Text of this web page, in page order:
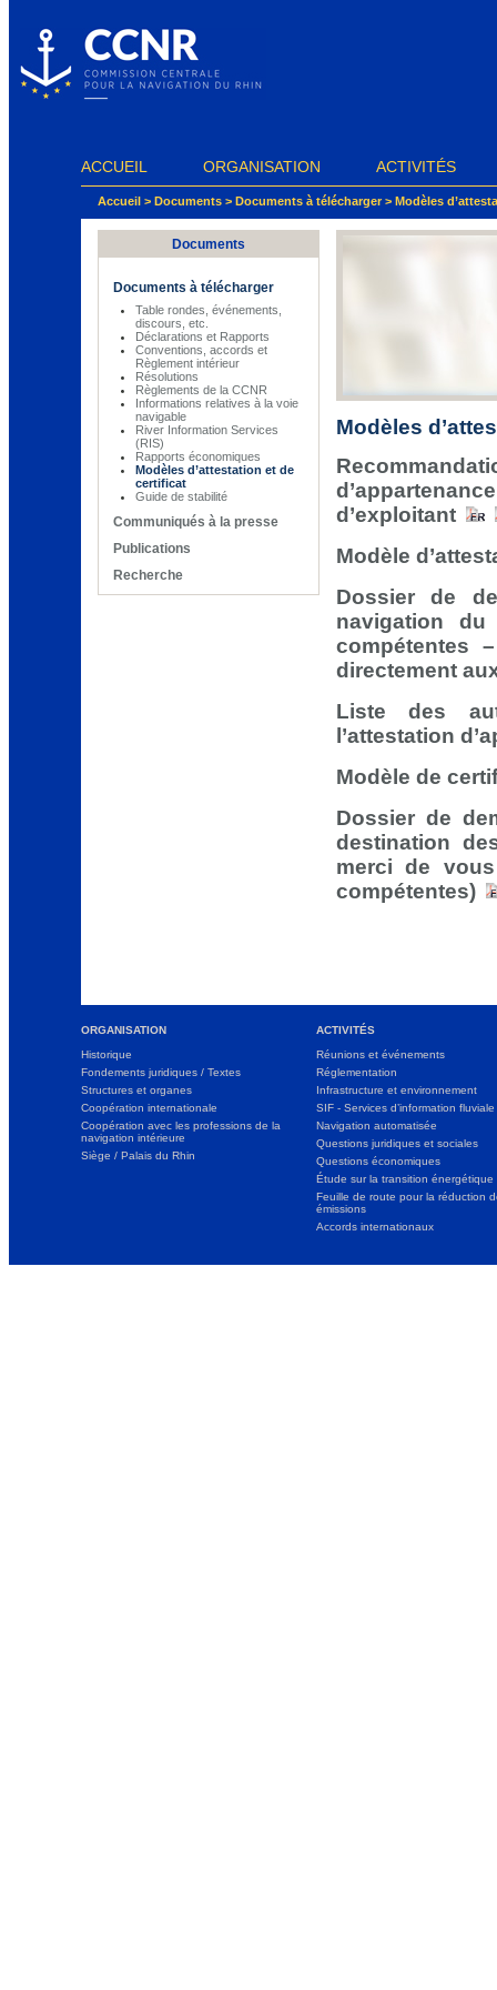
ACCUEIL ORGANISATION ACTIVITÉS
Accueil > Documents > Documents à télécharger> Modèles
Documents
Documents à télécharger
Table rondes, événements,
discours, etc.
Déclarations et Rapports
Conventions, accords et
Règlement intérieur
Résolutions
Règlements de la CCNR
Informations relatives à la voie
navigable
River Information Services
(RIS)
Rapports économiques
Modèles d’attestation et de
certificat
Guide de stabilité
Communiqués à la presse
Publications
Recherche
Modèles
d’exploitant
Modèle
Dossier de
navigation
compétentes
directement
Liste des
l’attestation
Modèle de
Dossier de
destination
merci de
compétentes)
ORGANISATION
Historique
Fondements juridiques / Textes
Structures et organes
Coopération internationale
Coopération avec les professions de la
navigation intérieure
Siège / Palais du Rhin
ACTIVITÉS
Réunions et événements
Réglementation
Infrastructure et environnement
SIF - Services d’information fluviale
Navigation automatisée
Questions juridiques et sociales
Questions économiques
Étude sur la transition énergétique
Feuille de route pour la réduction
émissions
Accords internationaux